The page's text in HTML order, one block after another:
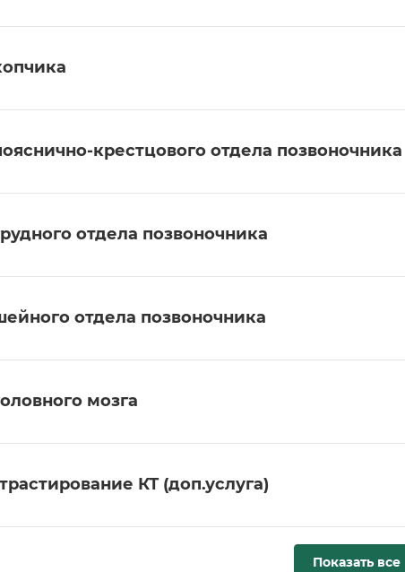
крестцового отдела позвоночника
отдела позвоночника
отдела позвоночника
мозга
КТ (доп.услуга)
Показать все